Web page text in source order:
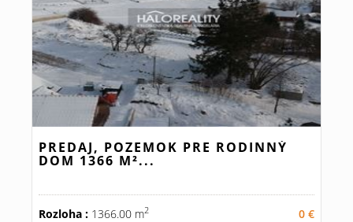
PREDAJ, POZEMOK PRE RODINNÝ
DOM 1366 M²...
Rozloha : 1366.00 m2
0 €